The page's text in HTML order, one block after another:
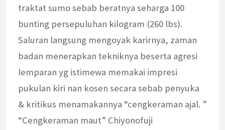
traktat sumo sebab beratnya seharga 100
bunting persepuluhan kilogram (260 lbs).
Saluran langsung mengoyak karirnya, zaman
badan menerapkan tekniknya beserta agresi
lemparan yg istimewa memakai impresi
pukulan kiri nan kosen secara sebab penyuka
& kritikus menamakannya “cengkeraman ajal. ”
“Cengkeraman maut” Chiyonofuji